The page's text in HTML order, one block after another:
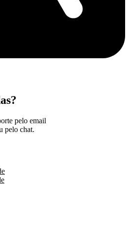
pelo email
pelo chat.